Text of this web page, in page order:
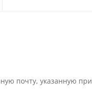
почту, указанную при